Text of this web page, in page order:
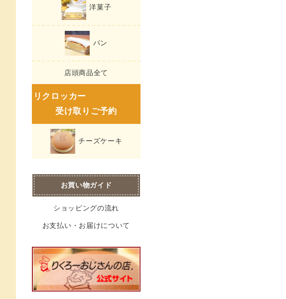
洋菓子
パン
店頭商品全て
リクロッカー
受け取りご予約
チーズケーキ
お買い物ガイド
ショッピングの流れ
お支払い・お届けについて